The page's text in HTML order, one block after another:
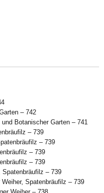
– 742
Botanischer Garten – 741
– 739
– 739
– 739
– 739
Spatenbräufilz – 739
Weiher, Spatenbräufilz – 739